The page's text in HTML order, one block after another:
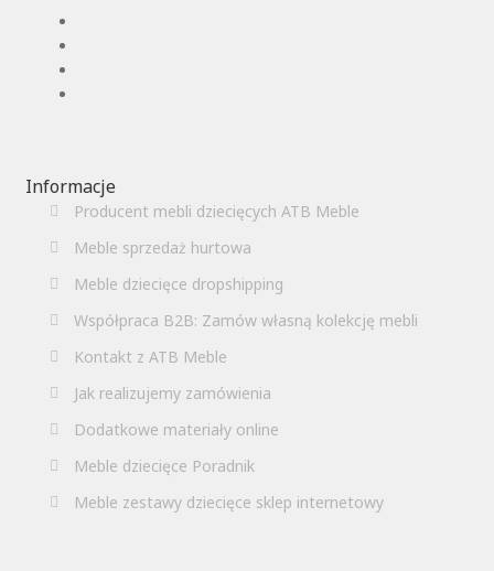
Informacje
Producent mebli dziecięcych ATB Meble
Meble sprzedaż hurtowa
Meble dziecięce dropshipping
Współpraca B2B: Zamów własną kolekcję mebli
Kontakt z ATB Meble
Jak realizujemy zamówienia
Dodatkowe materiały online
Meble dziecięce Poradnik
Meble zestawy dziecięce sklep internetowy